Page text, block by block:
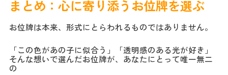
まとめ：心に寄り添うお位牌を選ぶ
お位牌は本来、形式にとらわれるものではありません。
「この色があの子に似合う」「透明感のある光が好き」
そんな想いで選んだお位牌が、あなたにとって唯一無二
の